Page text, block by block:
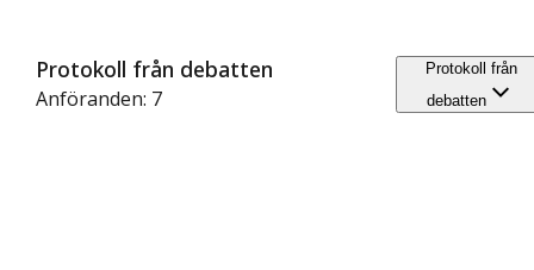
Protokoll från debatten
Anföranden: 7
Protokoll från
debatten